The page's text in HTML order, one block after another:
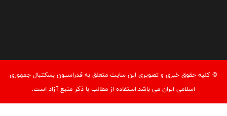
© کليه حقوق خبری و تصويری اين سايت متعلق به فدراسیون بسکتبال جمهوری
اسلامی ایران می باشد.استفاده از مطالب با ذكر منبع آزاد است.